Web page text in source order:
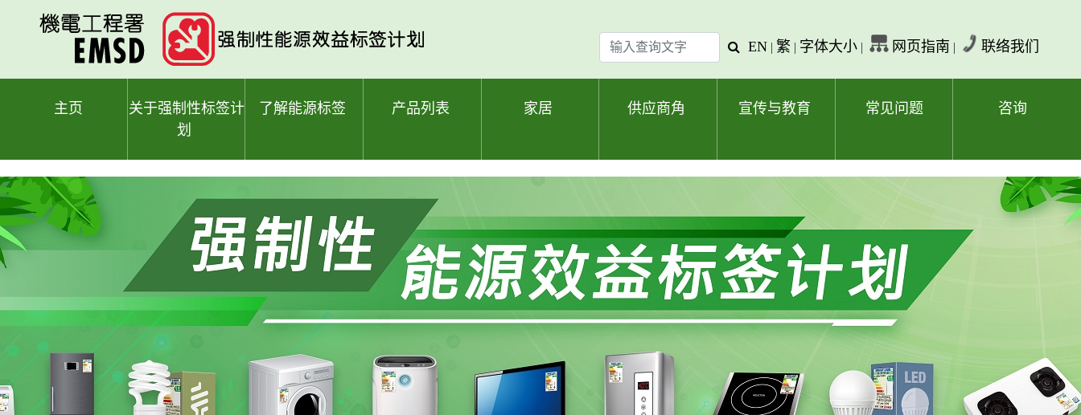
输
入
查
查
字
EN | 繁 | 字体大小 | 网页指南 | 联络我们
主页
关于强制性标签计
划
了解能源标签 产品列表 家居 供应商角 宣传与教育 常见问题 咨询